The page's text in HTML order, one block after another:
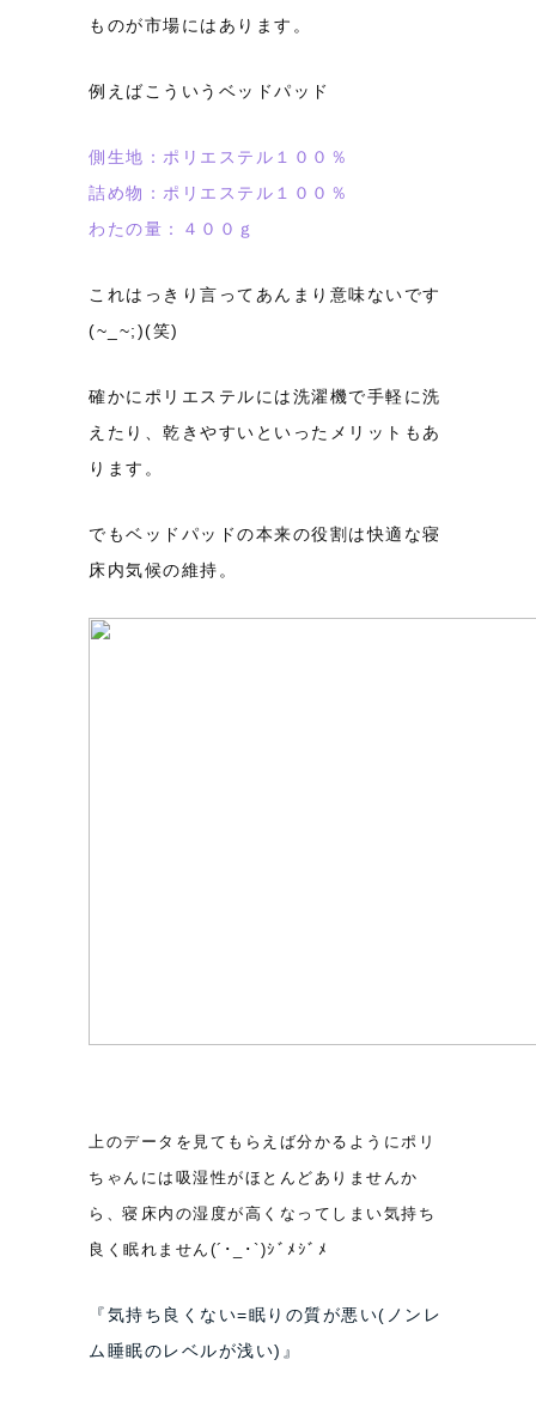
ものが市場にはあります。
例えばこういうベッドパッド
側生地：ポリエステル１００％
詰め物：ポリエステル１００％
わたの量：４００ｇ
これはっきり言ってあんまり意味ないです
(~_~;)(笑)
確かにポリエステルには洗濯機で手軽に洗
えたり、乾きやすいといったメリットもあ
ります。
でもベッドパッドの本来の役割は快適な寝
床内気候の維持。
上のデータを見てもらえば分かるようにポリ
ちゃんには吸湿性がほとんどありませんか
ら、寝床内の湿度が高くなってしまい気持ち
良く眠れません(´･_･`)ｼﾞﾒｼﾞﾒ
『気持ち良くない=眠りの質が悪い(ノンレ
ム睡眠のレベルが浅い)』